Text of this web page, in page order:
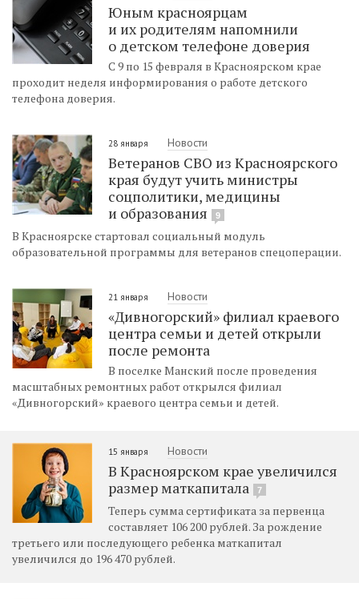
Юным красноярцам
и их родителям напомнили
о детском телефоне доверия
С 9 по 15 февраля в Красноярском крае
проходит неделя информирования о работе детского
телефона доверия.
28 января Новости
Ветеранов СВО из Красноярского
края будут учить министры
соцполитики, медицины
и образования
9
В Красноярске стартовал социальный модуль
образовательной программы для ветеранов спецоперации.
21 января Новости
«Дивногорский» филиал краевого
центра семьи и детей открыли
после ремонта
В поселке Манский после проведения
масштабных ремонтных работ открылся филиал
«Дивногорский» краевого центра семьи и детей.
15 января Новости
В Красноярском крае увеличился
размер маткапитала
7
Теперь сумма сертификата за первенца
составляет 106 200 рублей. За рождение
третьего или последующего ребенка маткапитал
увеличился до 196 470 рублей.